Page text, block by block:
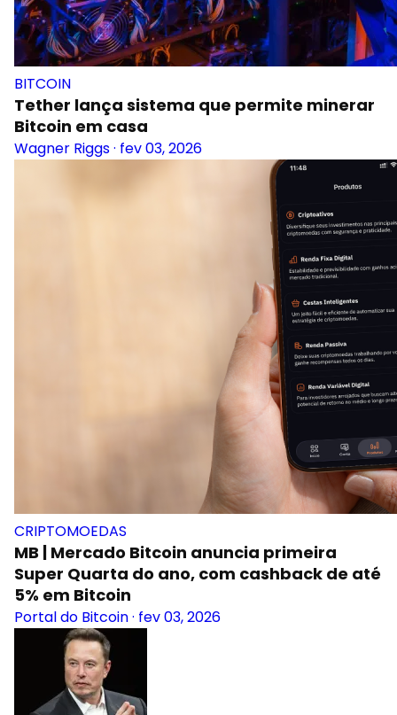
BITCOIN
Tether lança sistema que permite minerar
Bitcoin em casa
Wagner Riggs· fev 03, 2026
CRIPTOMOEDAS
MB | Mercado Bitcoin anuncia primeira
Super Quarta do ano, com cashback de até
5% em Bitcoin
Portal do Bitcoin· fev 03, 2026